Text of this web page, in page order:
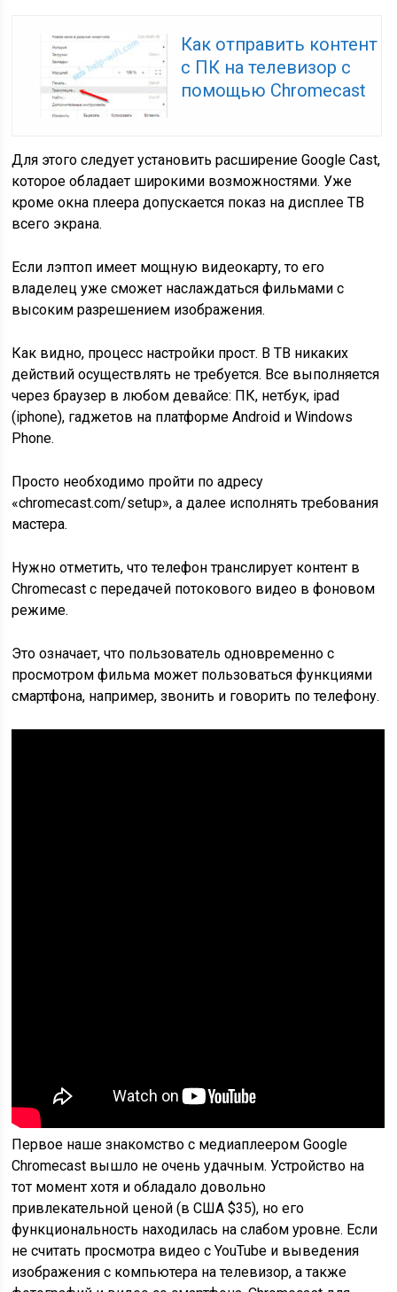
Как отправить контент
с ПК на телевизор с
помощью Chromecast
Для этого следует установить расширение Google Cast,
которое обладает широкими возможностями. Уже
кроме окна плеера допускается показ на дисплее ТВ
всего экрана.
Если лэптоп имеет мощную видеокарту, то его
владелец уже сможет наслаждаться фильмами с
высоким разрешением изображения.
Как видно, процесс настройки прост. В ТВ никаких
действий осуществлять не требуется. Все выполняется
через браузер в любом девайсе: ПК, нетбук, ipad
(iphone), гаджетов на платформе Android и Windows
Phone.
Просто необходимо пройти по адресу
«chromecast.com/setup», а далее исполнять требования
мастера.
Нужно отметить, что телефон транслирует контент в
Chromecast с передачей потокового видео в фоновом
режиме.
Это означает, что пользователь одновременно с
просмотром фильма может пользоваться функциями
смартфона, например, звонить и говорить по телефону.
Первое наше знакомство с медиаплеером Google
Chromecast вышло не очень удачным. Устройство на
тот момент хотя и обладало довольно
привлекательной ценой (в США $35), но его
функциональность находилась на слабом уровне. Если
не считать просмотра видео с YouTube и выведения
изображения с компьютера на телевизор, а также